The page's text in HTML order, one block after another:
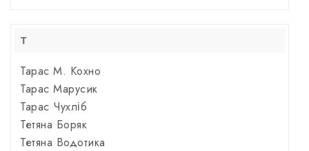
Т
Тарас М. Кохно
Тарас Марусик
Тарас Чухліб
Тетяна Боряк
Тетяна Водотика